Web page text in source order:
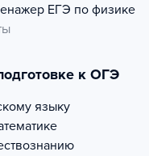
ЕГЭ по физике
к ОГЭ
языку